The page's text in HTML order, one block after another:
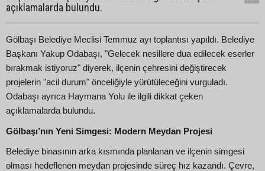
açıklamalarda bulundu.
Gölbaşı Belediye Meclisi Temmuz ayı toplantısı yapıldı. Belediye
Başkanı Yakup Odabaşı, "Gelecek nesillere dua edilecek eserler
bırakmak istiyoruz" diyerek, ilçenin çehresini değiştirecek
projelerin "acil durum" önceliğiyle yürütüleceğini vurguladı.
Odabaşı ayrıca Haymana Yolu ile ilgili dikkat çeken
açıklamalarda bulundu.
Gölbaşı’nın Yeni Simgesi: Modern Meydan Projesi
Belediye binasının arka kısmında planlanan ve ilçenin simgesi
olması hedeflenen meydan projesinde süreç hız kazandı. Çevre,